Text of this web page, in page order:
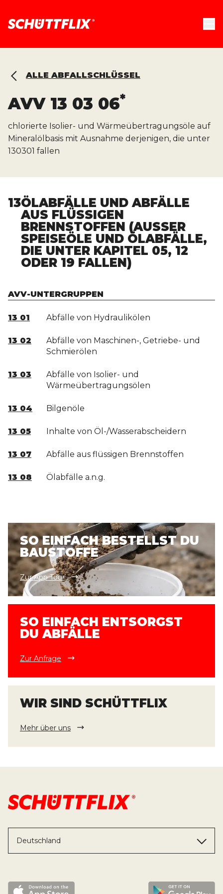
ALLE ABFALLSCHLÜSSEL
AVV 13 03 06*
chlorierte Isolier- und Wärmeübertragungsöle auf
Mineralölbasis mit Ausnahme derjenigen, die unter
130301 fallen
13ÖLABFÄLLE UND ABFÄLLE
AUS FLÜSSIGEN
BRENNSTOFFEN (AUSSER S
PEISEÖLE UND ÖLABFÄLLE, D
IE UNTER KAPITEL 05, 12 O
DER 19 FALLEN)
AVV-UNTERGRUPPEN
13 01 Abfälle von Hydraulikölen
13 02
Abfälle von Maschinen-, Getriebe- und
Schmierölen
13 03
Abfälle von Isolier- und
Wärmeübertragungsölen
13 04 Bilgenöle
13 05 Inhalte von Öl-/Wasserabscheidern
13 07 Abfälle aus flüssigen Brennstoffen
13 08 Ölabfälle a.n.g.
SO EINFACH BESTELLST DU
BAUSTOFFE
Zur App Tour
SO EINFACH ENTSORGST
DU ABFÄLLE
Zur Anfrage
WIR SIND SCHÜTTFLIX
Mehr über uns
Deutschland